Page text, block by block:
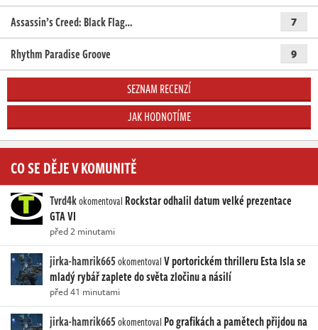
Assassin’s Creed: Black Flag… 7
Rhythm Paradise Groove 9
SEZNAM RECENZÍ
JAK HODNOTÍME
CO SE DĚJE V KOMUNITĚ
Tvrd4kokomentoval Rockstar odhalil datum velké prezentace
GTA VI
před 2 minutami
jirka-hamrik665okomentovalV portorickém thrilleru Esta Isla se
mladý rybář zaplete do světa zločinu a násilí
před 41 minutami
jirka-hamrik665okomentoval Po grafikách a pamětech přijdou na